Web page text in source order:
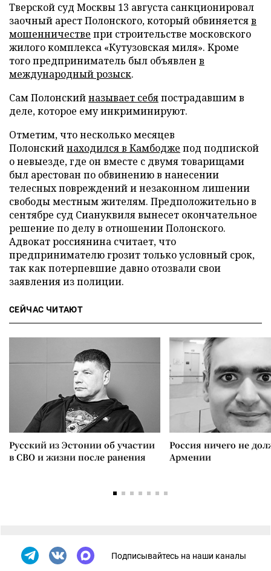
Тверской суд Москвы 13 августа санкционировал
заочный арест Полонского, который обвиняетсяв
мошенничестве при строительстве московского
жилого комплекса «Кутузовская миля». Кроме
того предприниматель был объявлен в
международный розыск.
Сам Полонскийназывает себяпострадавшим в
деле, которое ему инкриминируют.
Отметим, что несколько месяцев
Полонскийнаходился в Камбодже под подпиской
о невыезде, где он вместе с двумя товарищами
был арестован по обвинению в нанесении
телесных повреждений и незаконном лишении
свободы местным жителям. Предположительно в
сентябре суд Сиануквиля вынесет окончательное
решение по делу в отношении Полонского.
Адвокат россиянина считает, что
предпринимателю грозит только условный срок,
так как потерпевшие давно отозвали свои
заявления из полиции.
СЕЙЧАС ЧИТАЮТ
Русский из Эстонии об участии
в СВО и жизни после ранения
Россия ничего не
Армении
Подписывайтесь на наши каналы